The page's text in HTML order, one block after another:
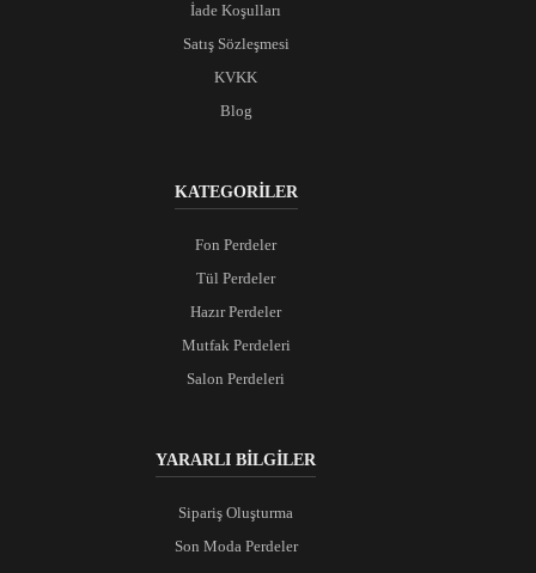
İade Koşulları
Satış Sözleşmesi
KVKK
Blog
KATEGORİLER
Fon Perdeler
Tül Perdeler
Hazır Perdeler
Mutfak Perdeleri
Salon Perdeleri
YARARLI BİLGİLER
Sipariş Oluşturma
Son Moda Perdeler